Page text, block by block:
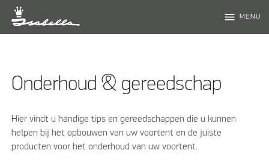
menu MENU
Onderhoud & gereedschap
Hier vindt u handige tips en gereedschappen die u kunnen
helpen bij het opbouwen van uw voortent en de juiste
producten voor het onderhoud van uw voortent.